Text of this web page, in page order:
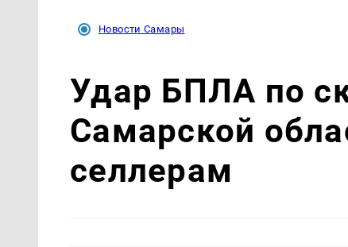
Новости Самары
Удар БПЛА по
Самарской
селлерам